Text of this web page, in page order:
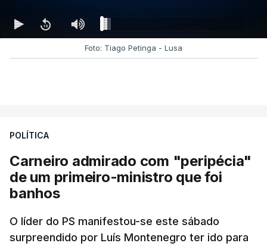
Foto: Tiago Petinga - Lusa
POLÍTICA
Carneiro admirado com "peripécia"
de um primeiro-ministro que foi
banhos
O líder do PS manifestou-se este sábado
surpreendido por Luís Montenegro ter ido para